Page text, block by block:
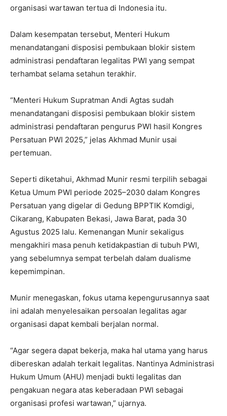
organisasi wartawan tertua di Indonesia itu.
Dalam kesempatan tersebut, Menteri Hukum
menandatangani disposisi pembukaan blokir sistem
administrasi pendaftaran legalitas PWI yang sempat
terhambat selama setahun terakhir.
“Menteri Hukum Supratman Andi Agtas sudah
menandatangani disposisi pembukaan blokir sistem
administrasi pendaftaran pengurus PWI hasil Kongres
Persatuan PWI 2025,” jelas Akhmad Munir usai
pertemuan.
Seperti diketahui, Akhmad Munir resmi terpilih sebagai
Ketua Umum PWI periode 2025–2030 dalam Kongres
Persatuan yang digelar di Gedung BPPTIK Komdigi,
Cikarang, Kabupaten Bekasi, Jawa Barat, pada 30
Agustus 2025 lalu. Kemenangan Munir sekaligus
mengakhiri masa penuh ketidakpastian di tubuh PWI,
yang sebelumnya sempat terbelah dalam dualisme
kepemimpinan.
Munir menegaskan, fokus utama kepengurusannya saat
ini adalah menyelesaikan persoalan legalitas agar
organisasi dapat kembali berjalan normal.
“Agar segera dapat bekerja, maka hal utama yang harus
dibereskan adalah terkait legalitas. Nantinya Administrasi
Hukum Umum (AHU) menjadi bukti legalitas dan
pengakuan negara atas keberadaan PWI sebagai
organisasi profesi wartawan,” ujarnya.